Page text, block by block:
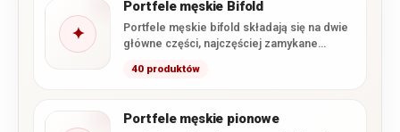
✦
Portfele męskie Bifold
Portfele męskie bifold składają się na dwie
główne części, najczęściej zamykane
40 produktów
Portfele męskie pionowe